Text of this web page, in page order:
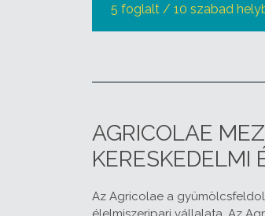
5 foglalt / 10 szabad
AGRICOLAE
KERESKEDELMI
Az Agricolae a